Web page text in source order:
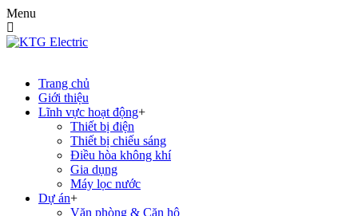
Menu
Trang chủ
Giới thiệu
Lĩnh vực hoạt động
Thiết bị điện
Thiết bị chiếu sáng
Điều hòa không khí
Gia dụng
Máy lọc nước
Dự án
Văn phòng & Căn hộ